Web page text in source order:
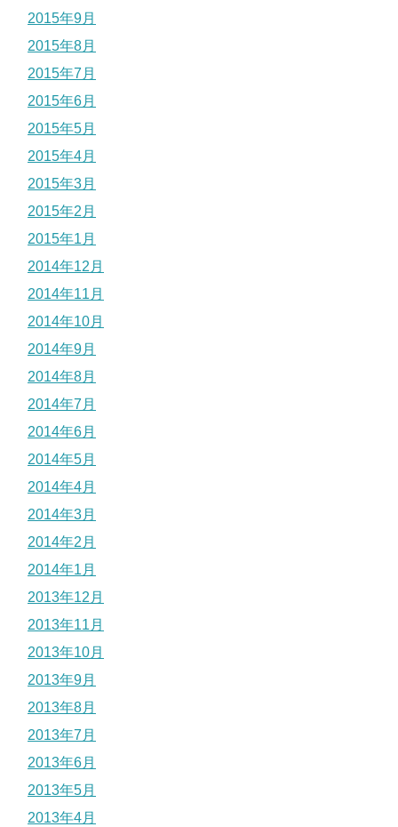
2015年9月
2015年8月
2015年7月
2015年6月
2015年5月
2015年4月
2015年3月
2015年2月
2015年1月
2014年12月
2014年11月
2014年10月
2014年9月
2014年8月
2014年7月
2014年6月
2014年5月
2014年4月
2014年3月
2014年2月
2014年1月
2013年12月
2013年11月
2013年10月
2013年9月
2013年8月
2013年7月
2013年6月
2013年5月
2013年4月